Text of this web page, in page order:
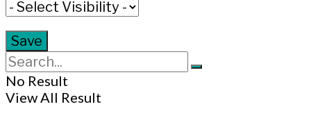
No Result
View All Result